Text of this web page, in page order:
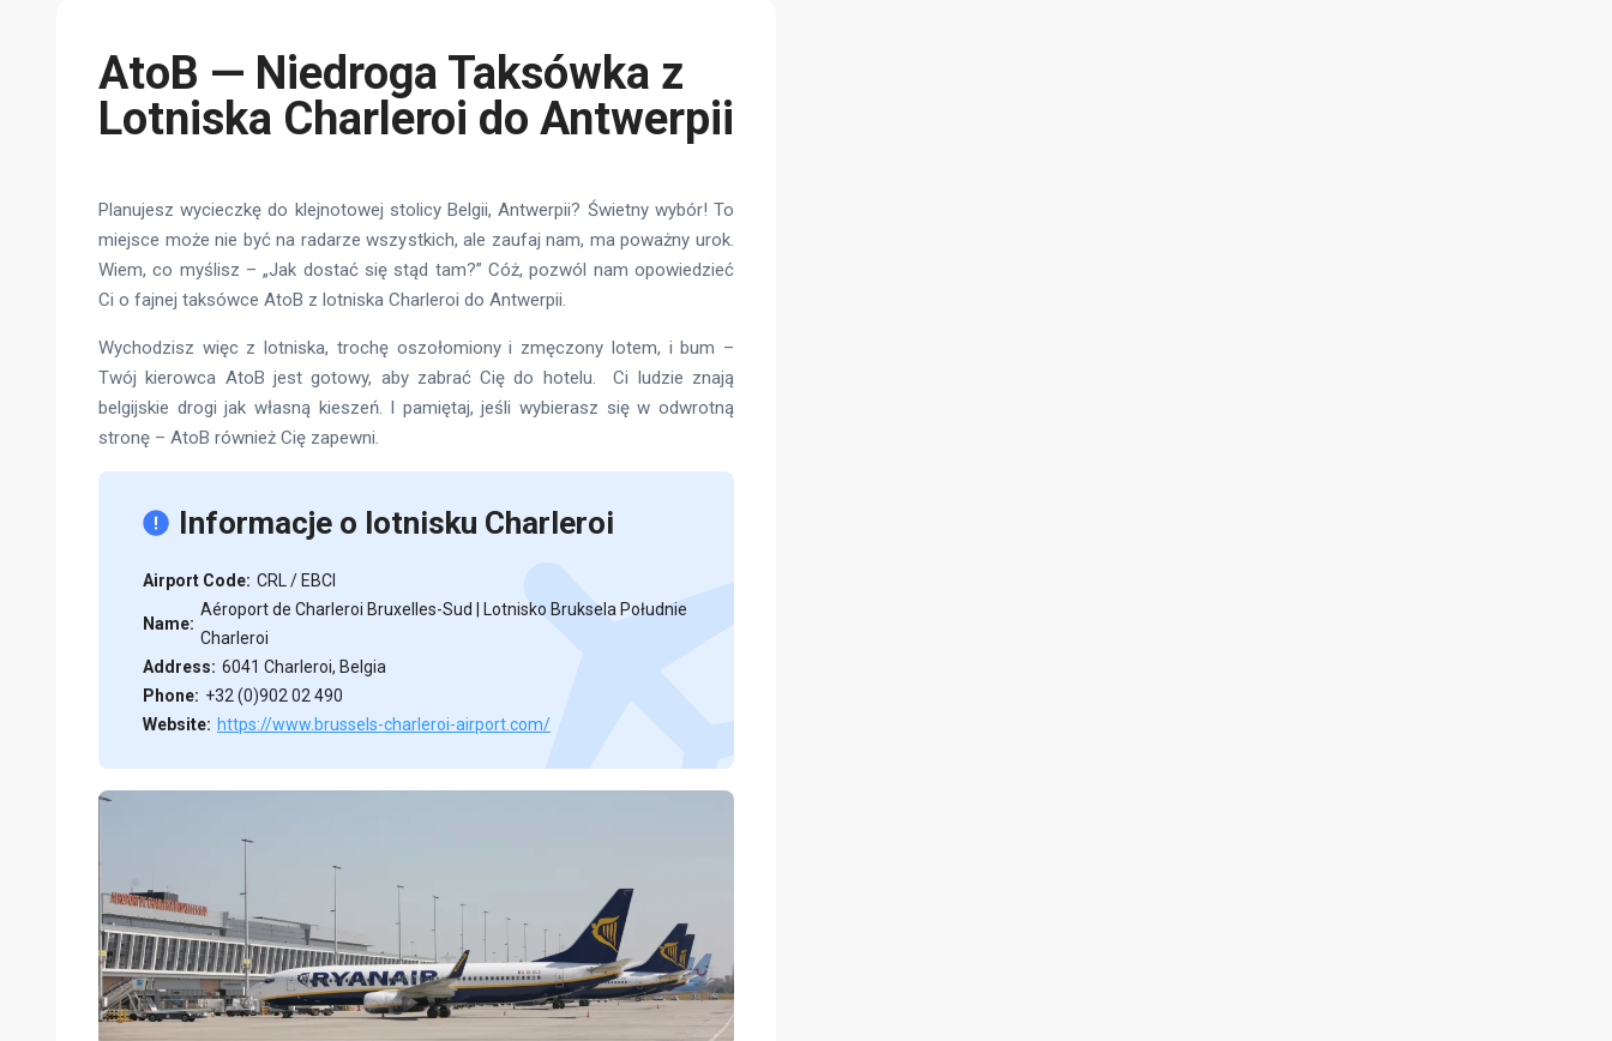
AtoB — Niedroga Taksówka z
Lotniska Charleroi do Antwerpii
Planujesz wycieczkę do klejnotowej stolicy Belgii, Antwerpii? Świetny wybór! To
miejsce może nie być na radarze wszystkich, ale zaufaj nam, ma poważny urok.
Wiem, co myślisz – „Jak dostać się stąd tam?” Cóż, pozwól nam opowiedzieć
Ci o fajnej taksówce AtoB z lotniska Charleroi do Antwerpii.
Wychodzisz więc z lotniska, trochę oszołomiony i zmęczony lotem, i bum –
Twój kierowca AtoB jest gotowy, aby zabrać Cię do hotelu. Ci ludzie znają
belgijskie drogi jak własną kieszeń. I pamiętaj, jeśli wybierasz się w odwrotną
stronę – AtoB również Cię zapewni.
Informacje o lotnisku Charleroi
Airport Code: CRL / EBCI
Name:
Aéroport de Charleroi Bruxelles-Sud | Lotnisko Bruksela Południe
Charleroi
Address: 6041 Charleroi, Belgia
Phone: +32 (0)902 02 490
Website: https://www.brussels-charleroi-airport.com/